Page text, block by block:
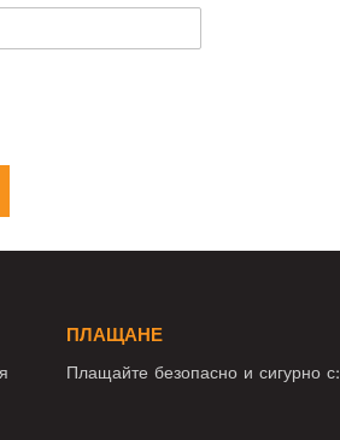
ПЛАЩАНЕ
Плащайте безопасно и сигурно с: